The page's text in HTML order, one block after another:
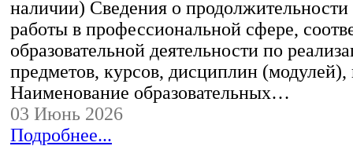
наличии) Сведения о
работы в профессиональной сфере,
образовательной деятельности по
предметов, курсов, дисциплин (модулей),
Наименование образовательных…
03 Июнь 2026
Подробнее...